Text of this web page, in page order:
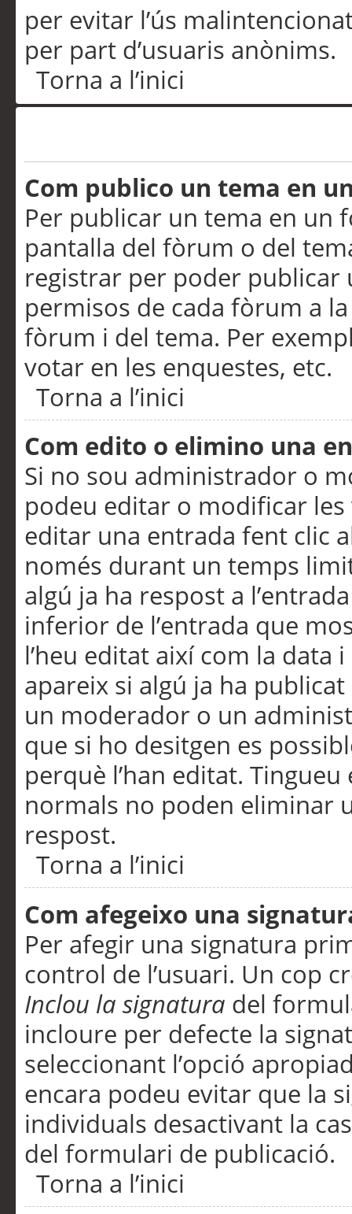
per evitar l’ús
per part d’usuaris anònims.
Torna a l’inici
Com publico un tema en
Per publicar un tema en un
pantalla del fòrum o del
registrar per poder publicar
permisos de cada fòrum a
fòrum i del tema. Per
votar en les enquestes, etc.
Torna a l’inici
Com edito o elimino una
Si no sou administrador o
podeu editar o modificar
editar una entrada fent clic
només durant un temps
algú ja ha respost a
inferior de l’entrada que
l’heu editat així com la data
apareix si algú ja ha
un moderador o un
que si ho desitgen es
perquè l’han editat.
normals no poden eliminar
respost.
Torna a l’inici
Com afegeixo una
Per afegir una signatura
control de l’usuari. Un cop
Inclou la signatura del
incloure per defecte la
seleccionant l’opció
encara podeu evitar que la
individuals desactivant la
del formulari de publicació.
Torna a l’inici